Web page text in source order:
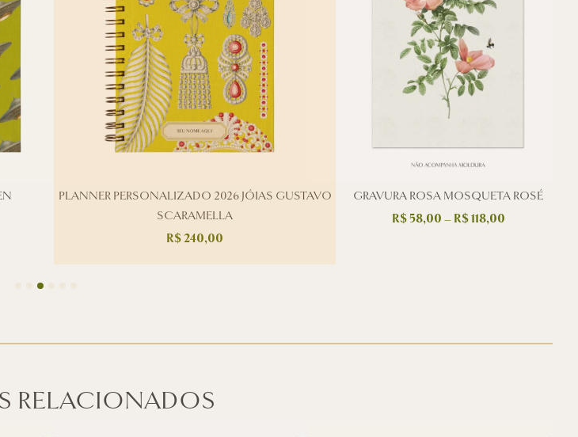
PLANNER PERSONALIZADO 2026 JÓIAS GUSTAVO
SCARAMELLA
R$240,00
GRAVURA ROSA MOSQUETA ROSÉ
R$58,00 – R$118,00
RELACIONADOS